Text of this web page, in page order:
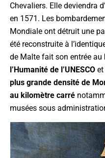
Chevaliers. Elle deviendra
en 1571. Les
Mondiale ont détruit une
été reconstruite à
de Malte fait son entrée au
l’Humanité de l’UNESCO et
plus grande densité de
au kilomètre carré
musées sous